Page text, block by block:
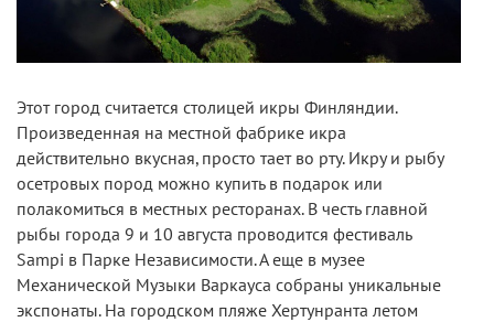
Этот город считается столицей икры Финляндии.
Произведенная на местной фабрике икра
действительно вкусная, просто тает во рту. Икру и рыбу
осетровых пород можно купить в подарок или
полакомиться в местных ресторанах. В честь главной
рыбы города 9 и 10 августа проводится фестиваль
Sampi в Парке Независимости. А еще в музее
Механической Музыки Варкауса собраны уникальные
экспонаты. На городском пляже Хертунранта летом